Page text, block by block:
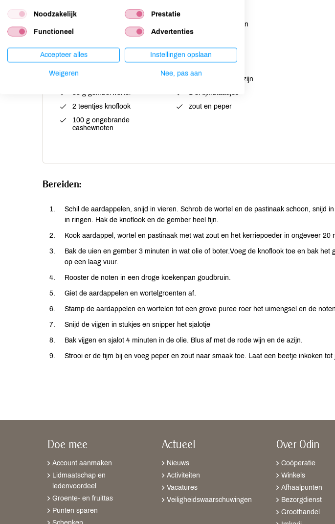
500 g pastinaken
50 g gemberwortel
2 teentjes knoflook
100 g ongebrande
cashewnoten
5 gedroogde vijgen
1 salotje
50 ml balsamicoazijn
1 el tijmblaadjes
zout en peper
Bereiden:
Schil de aardappelen, snijd in vieren. Schrob de wortel en de pastinaak schoon, snijd
in ringen. Hak de knoflook en de gember heel fijn.
Kook aardappel, wortel en pastinaak met wat zout en het kerriepoeder in ongeveer 20
Bak de uien en gember 3 minuten in wat olie of boter.Voeg de knoflook toe en bak het
op een laag vuur.
Rooster de noten in een droge koekenpan goudbruin.
Giet de aardappelen en wortelgroenten af.
Stamp de aardappelen en wortelen tot een grove puree roer het uimengsel en de
Snijd de vijgen in stukjes en snipper het sjalotje
Bak vijgen en sjalot 4 minuten in de olie. Blus af met de rode wijn en de azijn.
Strooi er de tijm bij en voeg peper en zout naar smaak toe. Laat een beetje inkoken tot
Doe mee
Account aanmaken
Lidmaatschap en
ledenvoordeel
Groente- en fruittas
Punten sparen
Actueel
Nieuws
Activiteiten
Vacatures
Veiligheidswaarschuwingen
Over Odin
Coöperatie
Winkels
Afhaalpunten
Bezorgdienst
Groothandel
Noodzakelijk Prestatie
Functioneel Advertenties
Accepteer alles Instellingen opslaan
Weigeren Nee, pas aan